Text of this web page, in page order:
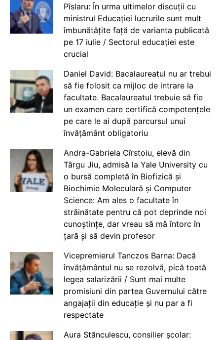
Pîslaru: În urma ultimelor discuții cu
ministrul Educației lucrurile sunt mult
îmbunătățite față de varianta publicată
pe 17 iulie / Sectorul educației este
crucial
Daniel David: Bacalaureatul nu ar trebui
să fie folosit ca mijloc de intrare la
facultate. Bacalaureatul trebuie să fie
un examen care certifică competențele
pe care le ai după parcursul unui
învățământ obligatoriu
Andra-Gabriela Cîrstoiu, elevă din
Târgu Jiu, admisă la Yale University cu
o bursă completă în Biofizică și
Biochimie Moleculară și Computer
Science: Am ales o facultate în
străinătate pentru că pot deprinde noi
cunoștințe, dar vreau să mă întorc în
țară și să devin profesor
Vicepremierul Tanczos Barna: Dacă
învățământul nu se rezolvă, pică toată
legea salarizării / Sunt mai multe
promisiuni din partea Guvernului către
angajații din educație și nu par a fi
respectate
Aura Stănculescu, consilier școlar: